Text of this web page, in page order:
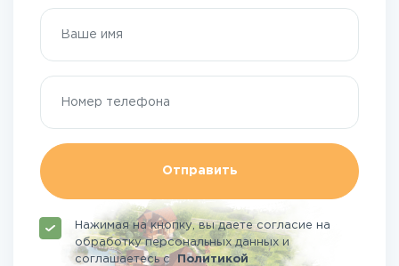
Отправить
Нажимая на кнопку, вы даете согласие на
обработку персональных данных и
соглашаетесьсПолитикой